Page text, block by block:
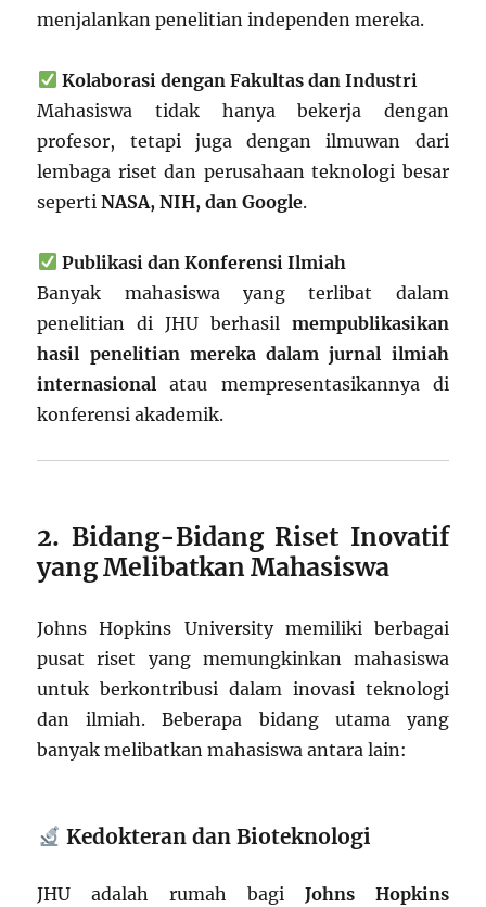
menjalankan penelitian independen mereka.
Kolaborasi dengan Fakultas dan Industri
Mahasiswa tidak hanya bekerja dengan
profesor, tetapi juga dengan ilmuwan dari
lembaga riset dan perusahaan teknologi besar
sepertiNASA, NIH, dan Google.
Publikasi dan Konferensi Ilmiah
Banyak mahasiswa yang terlibat dalam
penelitian di JHU berhasil mempublikasikan
hasil penelitian mereka dalam jurnal ilmiah
internasional atau mempresentasikannya di
konferensi akademik.
2. Bidang-Bidang Riset Inovatif
yang Melibatkan Mahasiswa
Johns Hopkins University memiliki berbagai
pusat riset yang memungkinkan mahasiswa
untuk berkontribusi dalam inovasi teknologi
dan ilmiah. Beberapa bidang utama yang
banyak melibatkan mahasiswa antara lain:
Kedokteran dan Bioteknologi
JHU adalah rumah bagi Johns Hopkins